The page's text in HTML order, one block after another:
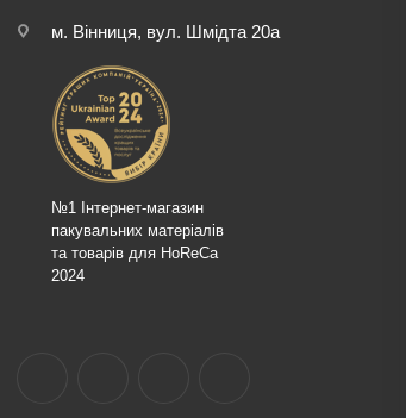
м. Вінниця, вул. Шмідта 20а
№1 Інтернет-магазин
пакувальних матеріалів
та товарів для HoReCa
2024